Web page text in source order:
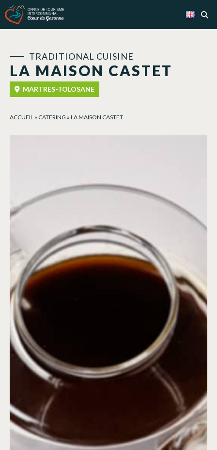
LA MAISON CASTET
TRADITIONAL CUISINE
MARTRES-TOLOSANE
ACCUEIL » CATERING » LA MAISON CASTET
Cookies management panel